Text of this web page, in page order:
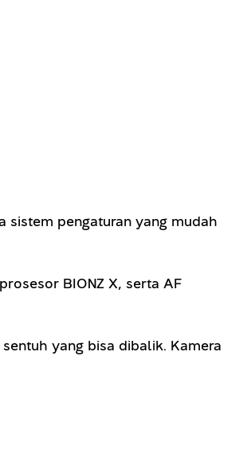
sistem pengaturan yang mudah
BIONZ X, serta AF
yang bisa dibalik. Kamera